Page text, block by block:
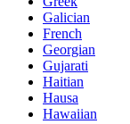
Galician
French
Georgian
Gujarati
Haitian
Hausa
Hawaiian